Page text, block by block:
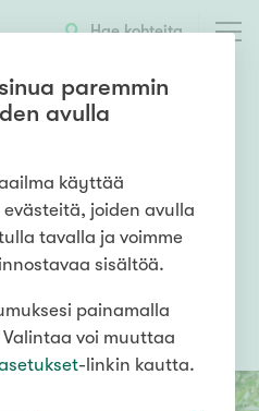
Hae kohteita
k, aula, kph/wc
,Kokkola
Myyntihinta
paremmin
avulla
käyttää
joiden avulla
tavalla ja voimme
sisältöä.
painamalla
voi muuttaa
-linkin kautta.